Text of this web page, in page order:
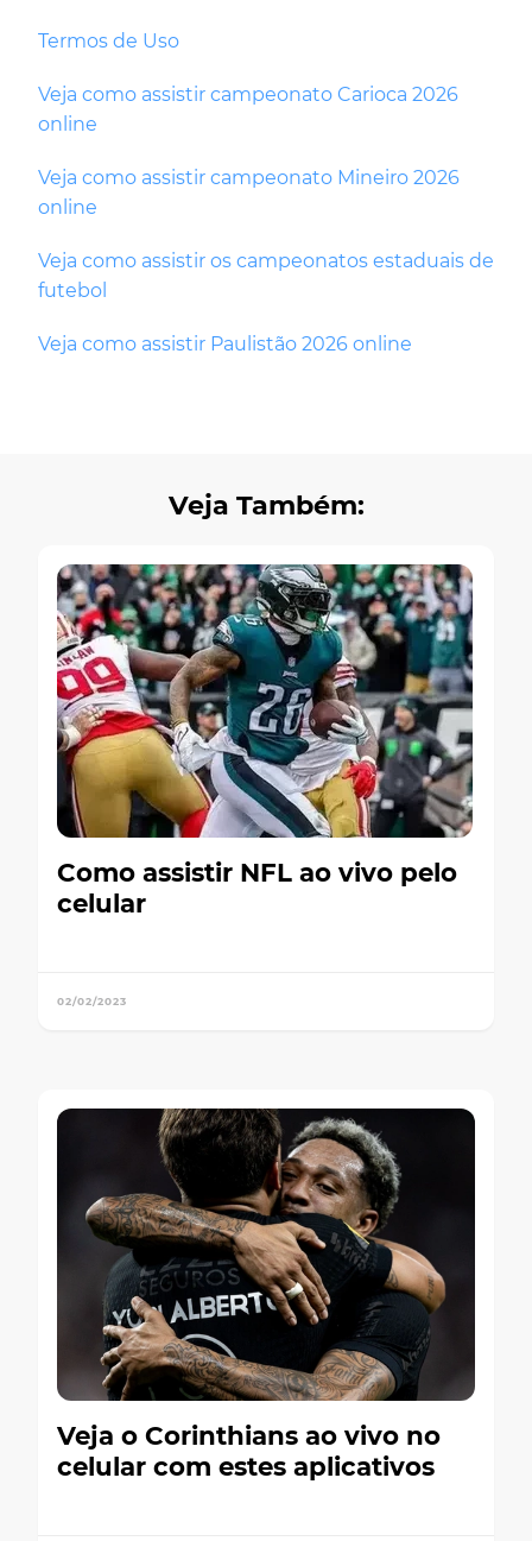
Termos de Uso
Veja como assistir campeonato Carioca 2026
online
Veja como assistir campeonato Mineiro 2026
online
Veja como assistir os campeonatos estaduais de
futebol
Veja como assistir Paulistão 2026 online
Veja Também:
Como assistir NFL ao vivo pelo
celular
02/02/2023
Veja o Corinthians ao vivo no
celular com estes aplicativos